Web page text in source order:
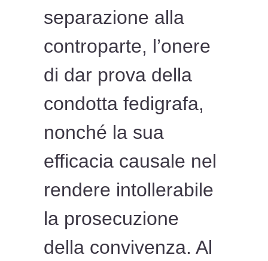
separazione alla
controparte, l’onere
di dar prova della
condotta fedigrafa,
nonché la sua
efficacia causale nel
rendere intollerabile
la prosecuzione
della convivenza. Al